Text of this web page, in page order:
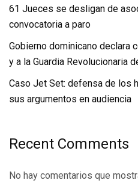
61 Jueces se desligan de
convocatoria a paro
Gobierno dominicano declara
y a la Guardia Revolucionaria
Caso Jet Set: defensa de los
sus argumentos en audiencia
Recent Comments
No hay comentarios que